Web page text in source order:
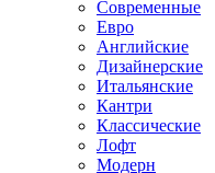
Современные
Евро
Английские
Дизайнерские
Итальянские
Кантри
Классические
Лофт
Модерн